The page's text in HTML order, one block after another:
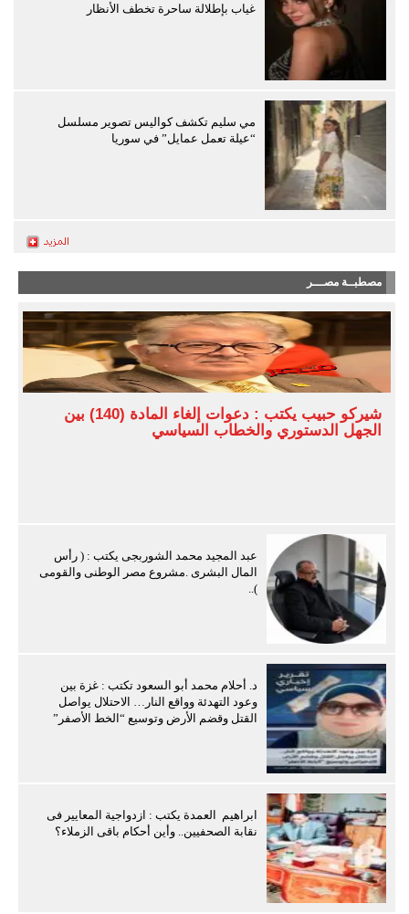
غياب بإطلالة ساحرة تخطف الأنظار
مي سليم تكشف كواليس تصوير مسلسل
“عيلة تعمل عمايل” في سوريا
مصطبــة مصـــر
شيركو حبيب يكتب : دعوات إلغاء المادة (140) بين
الجهل الدستوري والخطاب السياسي
عبد المجيد محمد الشوربجى يكتب : ( رأس
المال البشرى .مشروع مصر الوطنى والقومى
)..
د. أحلام محمد أبو السعود تكتب : غزة بين
وعود التهدئة وواقع النار… الاحتلال يواصل
القتل وقضم الأرض وتوسيع “الخط الأصفر”
ابراهيم العمدة يكتب : ازدواجية المعايير فى
نقابة الصحفيين.. وأين أحكام باقى الزملاء؟